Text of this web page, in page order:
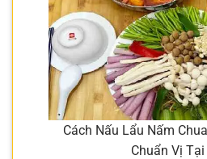
Cách Nấu Lẩu Nấm
Chuẩn Vị Tại